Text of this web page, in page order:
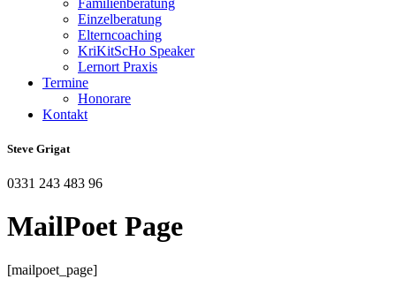
Einzelberatung
Elterncoaching
KriKitScHo Speaker
Lernort Praxis
Termine
Honorare
Kontakt
Steve Grigat
0331 243 483 96
MailPoet Page
[mailpoet_page]